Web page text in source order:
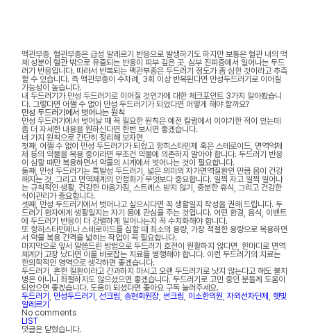
맥관부종, 혈관부종은 급성 알레르기 반응으로 발생하기도 하지만 보통은 혈관 내의 액
체 성분이 혈관 밖으로 유출되는 반응이 피부 깊은 곳, 심부 진피층에서 일어나는 두드
러기 반응입니다. 따라서 반복되는 맥관부종은 두드러기 정도가 좀 심한 것이라고 추측
할 수 있습니다. 즉 맥관부종이 수차례, 3회 이상 반복된다면 만성두드러기로 이어질
가능성이 높습니다.
내 두드러기가 만성 두드러기로 이어질 것인가에 대한 체크포인트 3가지 알아봤습니
다. 그렇다면 어쩔 수 없이 만성 두드러기가 되었다면 어떻게 해야 할까요?
만성 두드러기에서 벗어나는 원칙
만성 두드러기에서 벗어날 때 꼭 필요한 원칙은 예전 칼럼에서 이야기한 적이 있는데
좀 더 자세한 내용을 원하신다면 한번 보시면 좋겠습니다.
네 가지 원칙으로 간단히 정리해 보자면,
첫째, 어쩔 수 없이 만성 두드러기가 되었고 항히스타민제 혹은 스테로이드, 면역억제
제 등의 약물을 복용 중이라면 무조건 약물에 의존하지 말아야 합니다. 두드러기 반응
이 심할 때만 복용하면서 약물의 시계에서 벗어나는 것이 필요합니다.
둘째, 만성 두드러기는 특발성 두드러기, 넓은 의미의 자가면역질환인 만큼 몸이 건강
해지는 것, 그리고 면역체계의 안정화가 무엇보다 중요합니다. 일찍 자고 일찍 일어나
는 규칙적인 생활, 건강한 마음가짐, 스트레스 받지 않기, 충분한 휴식, 그리고 건강한
식이관리가 중요합니다.
셋째, 만성 두드러기에서 벗어나고 싶으시다면 꼭 생활일지 작성을 권해 드립니다. 두
드러기 환자에게 생활일지는 자기 몸에 관심을 주는 것입니다. 어떤 환경, 음식, 이벤트
에 두드러기 반응이 더 강렬하게 일어나는지 꼭 수치화해야 합니다.
또 항히스타민제나 스테로이드를 심할 때 최소의 용량, 가장 적절한 용량으로 복용하면
서 약물 복용 간격을 넓히는 작업이 꼭 필요합니다.
마지막으로 앞서 말씀드린 방법으로 두드러기 호전이 원활하지 않다면, 한마디로 면역
체계가 고장 났다면 이를 바로잡는 치료를 병행해야 합니다. 이런 두드러기의 치료는
한의학적인 영역으로 생각하면 좋겠습니다.
두드러기, 흔한 질환이라고 간과하지 마시고 오랜 두드러기로 낫지 않는다고 해도 불치
병은 아니니 좌절하지도 않으셨으면 좋겠습니다. 두드러기로 고민 중인 분들께 도움이
되었으면 좋겠습니다. 도움이 되셨다면 좋아요 구독 눌러주세요.
두드러기
만성두드러기 ,선크림 ,송현희원장 ,썬크림 이소한의원 ,자외선차단제 ,햇빛
알레르기
No comments
LIST
댓글은 닫혔습니다.